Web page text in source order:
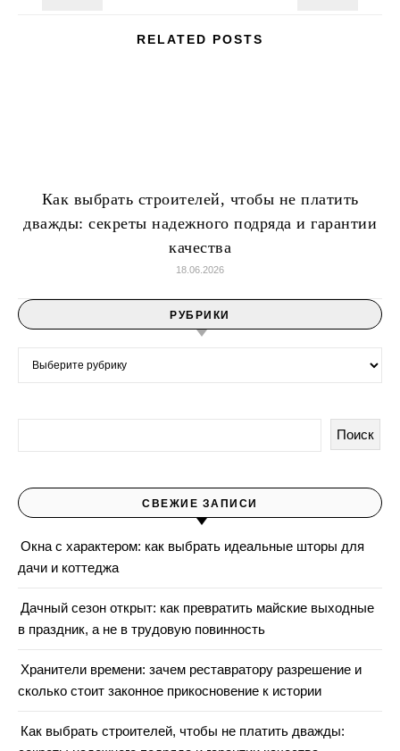
RELATED POSTS
Как выбрать строителей, чтобы не платить
дважды: секреты надежного подряда и гарантии
качества
18.06.2026
РУБРИКИ
Поиск
СВЕЖИЕ ЗАПИСИ
Окна с характером: как выбрать идеальные шторы для
дачи и коттеджа
Дачный сезон открыт: как превратить майские выходные
в праздник, а не в трудовую повинность
Хранители времени: зачем реставратору разрешение и
сколько стоит законное прикосновение к истории
Как выбрать строителей, чтобы не платить дважды: